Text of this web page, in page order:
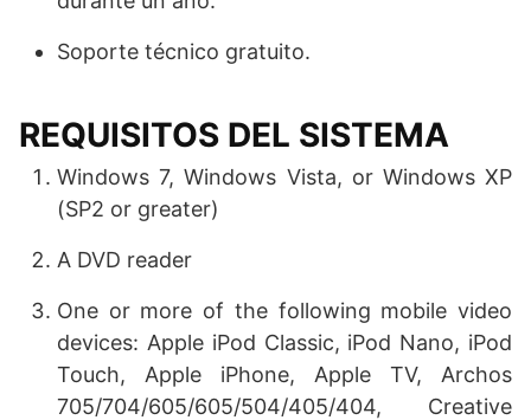
Soporte técnico gratuito.
REQUISITOS DEL SISTEMA
Windows 7, Windows Vista, or Windows XP
(SP2 or greater)
A DVD reader
One or more of the following mobile video
devices: Apple iPod Classic, iPod Nano, iPod
Touch, Apple iPhone, Apple TV, Archos
705/704/605/605/504/405/404, Creative